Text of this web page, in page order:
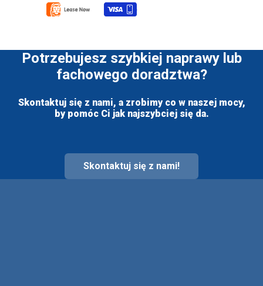
Potrzebujesz szybkiej naprawy lub
fachowego doradztwa?
Skontaktuj się z nami, a zrobimy co w naszej mocy,
by pomóc Ci jak najszybciej się da.
Skontaktuj się z nami!